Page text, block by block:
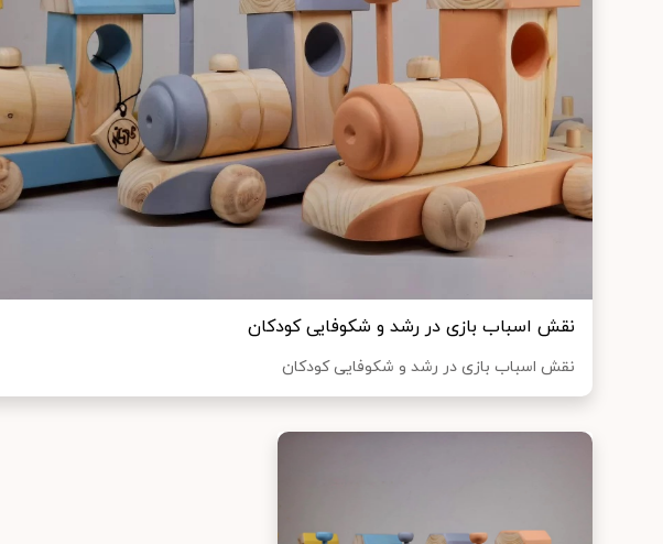
نقش اسباب بازی در رشد و شکوفایی کودکان
نقش اسباب بازی در رشد و شکوفایی کودکان